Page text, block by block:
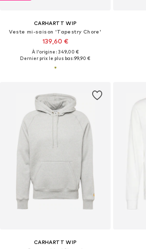
CARHARTT WIP
Veste mi-saison 'Tapestry Chore'
139,60 €
À l'origine : 349,00 €
Dernier prix le plus bas :99,90 €
CARHARTT WIP